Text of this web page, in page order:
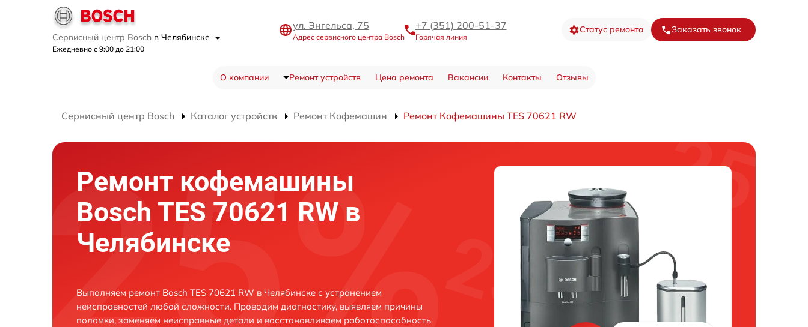
Сервисный центр Bosch в Челябинске
Ежедневно с 9:00 до 21:00
ул. Энгельса, 75
Адрес сервисного центра Bosch
+7 (351) 200-51-37
Горячая линия
Статус ремонта Заказать звонок
О компании Ремонт устройств Цена ремонта Вакансии Контакты Отзывы
Сервисный центр Bosch Каталог устройств Ремонт Кофемашин Ремонт Кофемашины TES 70621 RW
Ремонт кофемашины
Bosch TES 70621 RW в
Челябинске
Выполняем ремонт Bosch TES 70621 RW в Челябинске с устранением
неисправностей любой сложности. Проводим диагностику, выявляем причины
поломки, заменяем неисправные детали и восстанавливаем работоспособность